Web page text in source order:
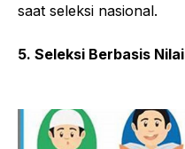
saat seleksi nasional.
5. Seleksi Berbasis Nilai